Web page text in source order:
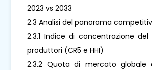
2023 vs 2033
2.3 Analisi del panorama
2.3.1 Indice di concentrazione
produttori (CR5 e HHI)
2.3.2 Quota di mercato globale